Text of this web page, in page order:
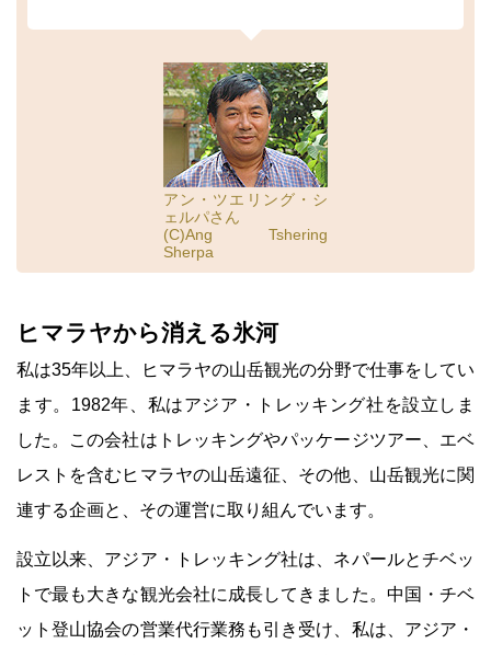
アン・ツエリング・シ
ェルパさん
(C)Ang Tshering
Sherpa
ヒマラヤから消える氷河
私は35年以上、ヒマラヤの山岳観光の分野で仕事をしてい
ます。1982年、私はアジア・トレッキング社を設立しま
した。この会社はトレッキングやパッケージツアー、エベ
レストを含むヒマラヤの山岳遠征、その他、山岳観光に関
連する企画と、その運営に取り組んでいます。
設立以来、アジア・トレッキング社は、ネパールとチベッ
トで最も大きな観光会社に成長してきました。中国・チベ
ット登山協会の営業代行業務も引き受け、私は、アジア・